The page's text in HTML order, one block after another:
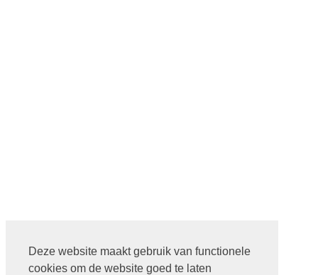
Deze website maakt gebruik van functionele
cookies om de website goed te laten